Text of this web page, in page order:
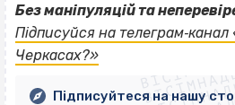
Без маніпуляцій та
Підписуйся на
Черкасах?»
Підписуйтеся на нашу